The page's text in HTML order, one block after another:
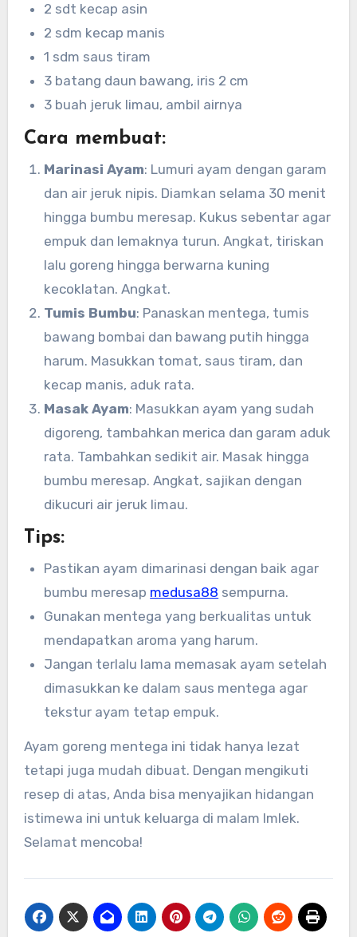
2 sdt kecap asin
2 sdm kecap manis
1 sdm saus tiram
3 batang daun bawang, iris 2 cm
3 buah jeruk limau, ambil airnya
Cara membuat:
Marinasi Ayam: Lumuri ayam dengan garam
dan air jeruk nipis. Diamkan selama 30 menit
hingga bumbu meresap. Kukus sebentar agar
empuk dan lemaknya turun. Angkat, tiriskan
lalu goreng hingga berwarna kuning
kecoklatan. Angkat.
Tumis Bumbu: Panaskan mentega, tumis
bawang bombai dan bawang putih hingga
harum. Masukkan tomat, saus tiram, dan
kecap manis, aduk rata.
Masak Ayam: Masukkan ayam yang sudah
digoreng, tambahkan merica dan garam aduk
rata. Tambahkan sedikit air. Masak hingga
bumbu meresap. Angkat, sajikan dengan
dikucuri air jeruk limau.
Tips:
Pastikan ayam dimarinasi dengan baik agar
bumbu meresap medusa88 sempurna.
Gunakan mentega yang berkualitas untuk
mendapatkan aroma yang harum.
Jangan terlalu lama memasak ayam setelah
dimasukkan ke dalam saus mentega agar
tekstur ayam tetap empuk.
Ayam goreng mentega ini tidak hanya lezat
tetapi juga mudah dibuat. Dengan mengikuti
resep di atas, Anda bisa menyajikan hidangan
istimewa ini untuk keluarga di malam Imlek.
Selamat mencoba!